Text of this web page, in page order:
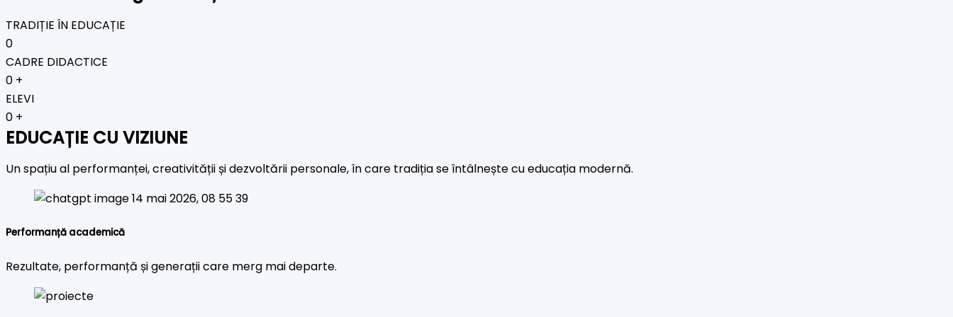
TRADIȚIE ÎN EDUCAȚIE
0
CADRE DIDACTICE
0 +
ELEVI
0 +
EDUCAȚIE CU VIZIUNE
Un spațiu al performanței, creativității și dezvoltării personale, în care tradiția se întâlnește cu educația modernă.
Performanță academică
Rezultate, performanță și generații care merg mai departe.